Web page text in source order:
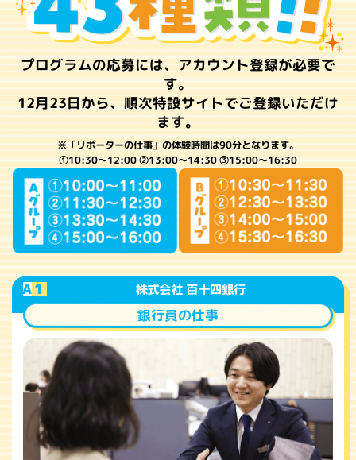
プログラムの応募には、アカウント登録が必要で
す。
12月23日から、順次特設サイトでご登録いただけ
ます。
※「リポーターの仕事」の体験時間は90分となります。
①10:30～12:00 ②13:00～14:30 ③15:00～16:30
A1 株式会社 百十四銀行
銀行員の仕事